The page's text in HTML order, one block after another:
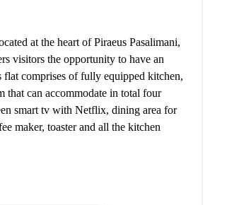
at the heart of Piraeus Pasalimani,
visitors the opportunity to have an
flat comprises of fully equipped kitchen,
can accommodate in total four
smart tv with Netflix, dining area for
maker, toaster and all the kitchen